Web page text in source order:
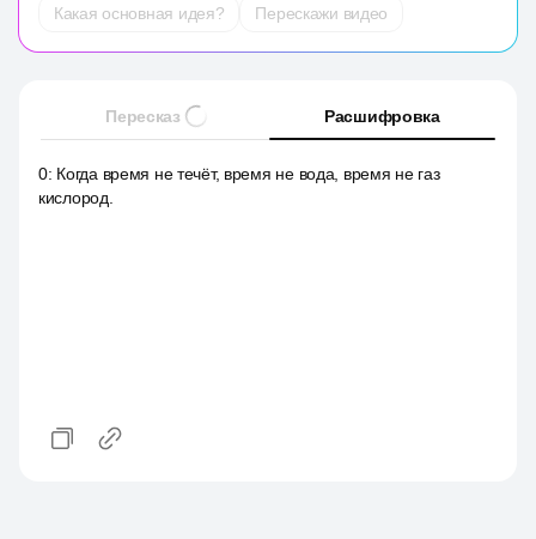
Какая основная идея?
Перескажи видео
Пересказ Расшифровка
0: Когда время не течёт, время не вода, время не газ
кислород.